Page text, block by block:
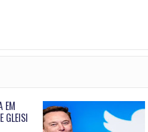
EM
GLEISI